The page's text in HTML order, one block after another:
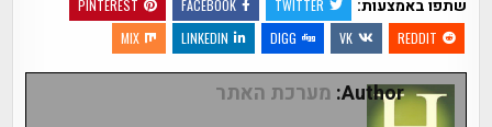
שתפו באמצעות:
TWITTER
FACEBOOK
PINTEREST
REDDIT
VK
DIGG
LINKEDIN
MIX
Author: מערכת האתר